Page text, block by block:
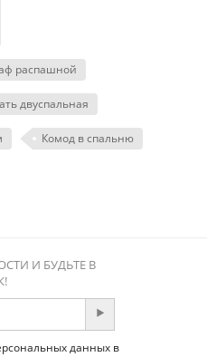
распашной
двуспальная
Комод в спальню
И БУДЬТЕ В
данных в